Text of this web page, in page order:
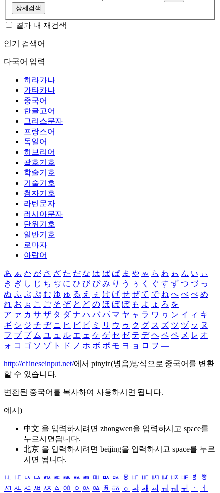
상세검색
결과 내 재검색
인기 검색어
다국어 입력
히라가나
가타카나
중국어
한글고어
그리스문자
프랑스어
독일어
히브리어
괄호기호
학술기호
기술기호
첨자기호
라틴문자
러시아문자
단위기호
일반기호
로마자
아랍어
あ ぁ か が さ ざ た だ な は ば ぱ ま や ゃ ら わ ゎ ん い ぃ
き ぎ し じ ち ぢ に ひ び ぴ み り う ぅ く ぐ す ず つ づ っ
ぬ ふ ぶ ぷ む ゆ ゅ る え ぇ け げ せ ぜ て で ね へ べ ぺ め
れ お ぉ こ ご そ ぞ と ど の ほ ぼ ぽ も よ ょ ろ を
ア ァ カ サ ザ タ ダ ナ ハ バ パ マ ヤ ャ ラ ワ ヮ ン イ ィ キ
ギ シ ジ チ ヂ ニ ヒ ビ ピ ミ リ ウ ゥ ク グ ス ズ ツ ヅ ッ ヌ
フ ブ プ ム ユ ュ ル エ ェ ケ ゲ セ ゼ テ デ ヘ ベ ペ メ レ オ
ォ コ ゴ ソ ゾ ト ド ノ ホ ボ ポ モ ヨ ョ ロ ヲ ―
http://chineseinput.net/에서 pinyin(병음)방식으로 중국어를 변환
할 수 있습니다.
변환된 중국어를 복사하여 사용하시면 됩니다.
예시)
中文 을 입력하시려면 zhongwen을 입력하시고 space를
누르시면됩니다.
北京 을 입력하시려면 beijing을 입력하시고 space를 누르
시면 됩니다.
ㅥ ㅦ ㅧ ㅨ ㅩ ㅪ ㅫ ㅬ ㅭ ㅮ ㅯ ㅰ ㅱ ㅲ ㅳ ㅴ ㅵ ㅶ ㅷ ㅸ
ㅹ
ㅺ ㅻ ㅼ ㅽ ㅾ ㅿ ㆀ ㆁ ㆂ ㆃ ㆄ ㆅ ㆆ ㆇ ㆈ ㆉ ㆊ ㆋ ㆌ ㆍ
ㆎ